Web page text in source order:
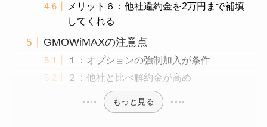
メリット６：他社違約金を2万円まで補填
してくれる
GMOWiMAXの注意点
１：オプションの強制加入が条件
２：他社と比べ解約金が高め
もっと見る